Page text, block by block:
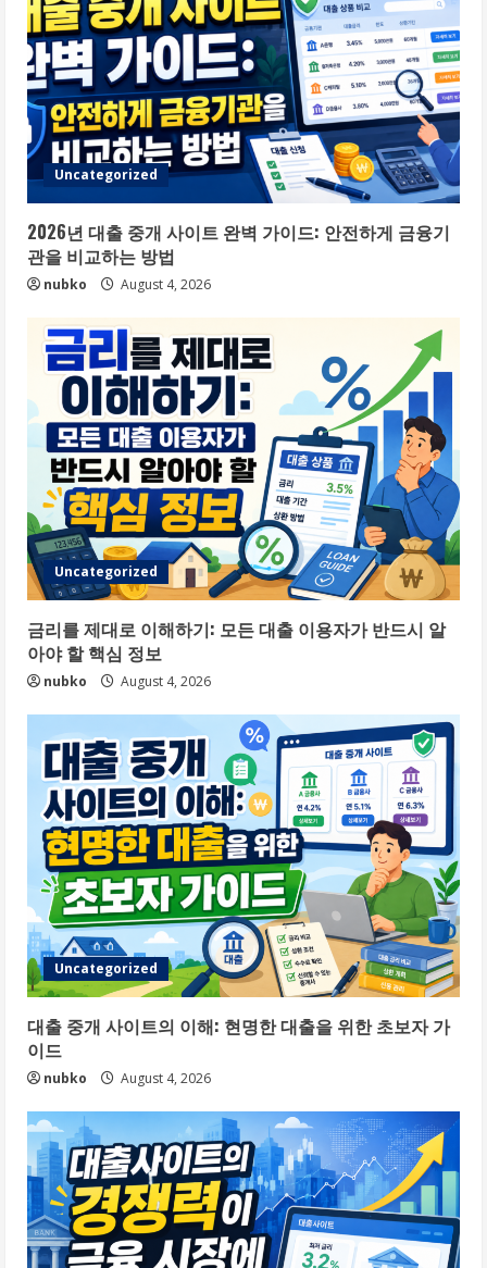
Uncategorized
2026년 대출 중개 사이트 완벽 가이드: 안전하게 금융기
관을 비교하는 방법
nubko August 4, 2026
Uncategorized
금리를 제대로 이해하기: 모든 대출 이용자가 반드시 알
아야 할 핵심 정보
nubko August 4, 2026
Uncategorized
대출 중개 사이트의 이해: 현명한 대출을 위한 초보자 가
이드
nubko August 4, 2026